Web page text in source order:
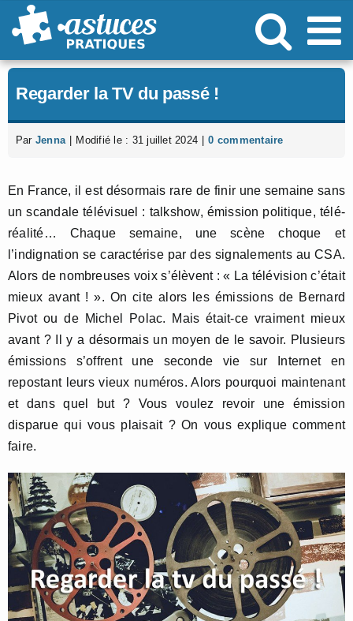
Passer
au
Regarder la TV du passé !
Par Jenna Modifié le : 31 juillet 2024 0 commentaire
En France, il est désormais rare de finir une semaine sans
un scandale télévisuel : talkshow, émission politique, télé-
réalité… Chaque semaine, une scène choque et
l’indignation se caractérise par des signalements au CSA.
Alors de nombreuses voix s’élèvent : « La télévision c’était
mieux avant ! ». On cite alors les émissions de Bernard
Pivot ou de Michel Polac. Mais était-ce vraiment mieux
avant ? Il y a désormais un moyen de le savoir. Plusieurs
émissions s’offrent une seconde vie sur Internet en
repostant leurs vieux numéros. Alors pourquoi maintenant
et dans quel but ? Vous voulez revoir une émission
disparue qui vous plaisait ? On vous explique comment
faire.